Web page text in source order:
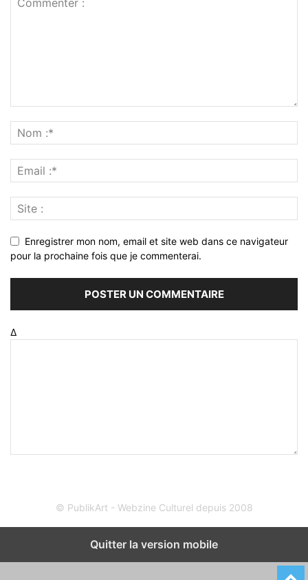
Enregistrer mon nom, email et site web dans ce navigateur
pour la prochaine fois que je commenterai.
Δ
© PublikArt - Webzine Culturel depuis 2008
Quitter la version mobile